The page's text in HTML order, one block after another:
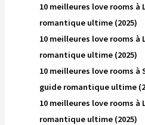
10 meilleures love rooms à
romantique ultime (2025)
10 meilleures love rooms à
romantique ultime (2025)
10 meilleures love rooms à
guide romantique ultime
10 meilleures love rooms à
romantique ultime (2025)